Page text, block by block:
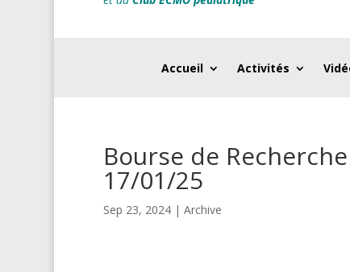
Accueil Activités
Bourse de
17/01/25
Sep 23, 2024| Archive